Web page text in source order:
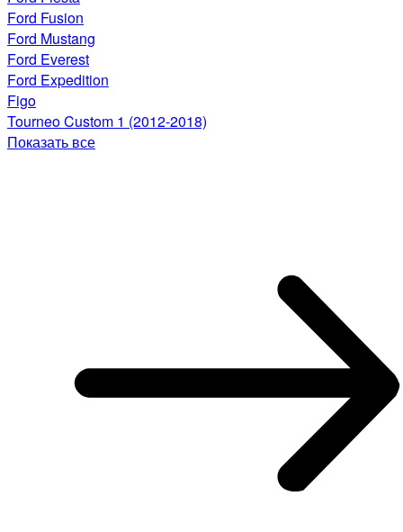
Ford Fusion
Ford Mustang
Ford Everest
Ford Expedition
Figo
Tourneo Custom 1 (2012-2018)
Показать все